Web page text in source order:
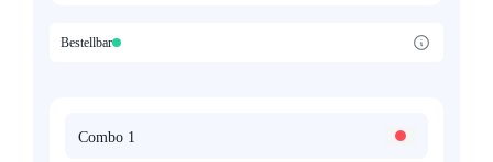
Bestellbar
Combo 1